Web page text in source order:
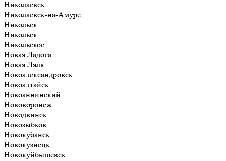
Николаевск
Николаевск-на-Амуре
Никольск
Никольск
Никольское
Новая Ладога
Новая Ляля
Новоалександровск
Новоалтайск
Новоаннинский
Нововоронеж
Новодвинск
Новозыбков
Новокубанск
Новокузнецк
Новокуйбышевск